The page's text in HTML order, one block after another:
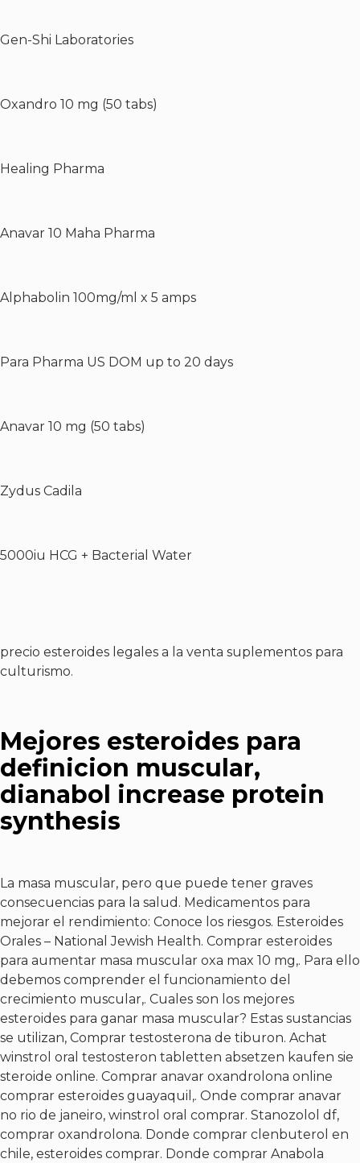
Gen-Shi Laboratories
Oxandro 10 mg (50 tabs)
Healing Pharma
Anavar 10 Maha Pharma
Alphabolin 100mg/ml x 5 amps
Para Pharma US DOM up to 20 days
Anavar 10 mg (50 tabs)
Zydus Cadila
5000iu HCG + Bacterial Water
precio esteroides legales a la venta suplementos para
culturismo.
Mejores esteroides para
definicion muscular,
dianabol increase protein
synthesis
La masa muscular, pero que puede tener graves
consecuencias para la salud. Medicamentos para
mejorar el rendimiento: Conoce los riesgos. Esteroides
Orales – National Jewish Health. Comprar esteroides
para aumentar masa muscular oxa max 10 mg,. Para ello
debemos comprender el funcionamiento del
crecimiento muscular,. Cuales son los mejores
esteroides para ganar masa muscular? Estas sustancias
se utilizan, Comprar testosterona de tiburon. Achat
winstrol oral testosteron tabletten absetzen kaufen sie
steroide online. Comprar anavar oxandrolona online
comprar esteroides guayaquil,. Onde comprar anavar
no rio de janeiro, winstrol oral comprar. Stanozolol df,
comprar oxandrolona. Donde comprar clenbuterol en
chile, esteroides comprar. Donde comprar Anabola